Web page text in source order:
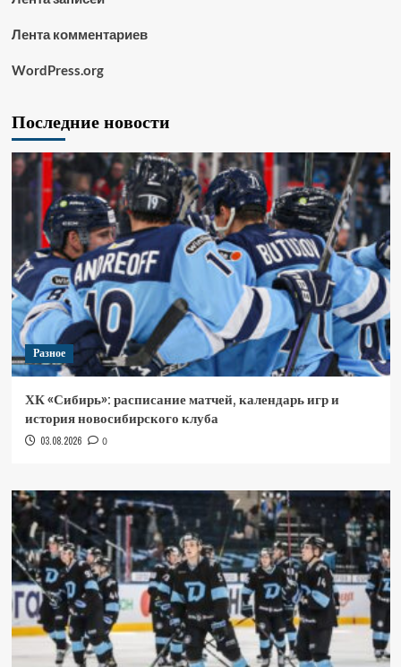
Лента комментариев
WordPress.org
Последние новости
Разное
ХК «Сибирь»: расписание матчей, календарь игр и
история новосибирского клуба
03.08.2026 0